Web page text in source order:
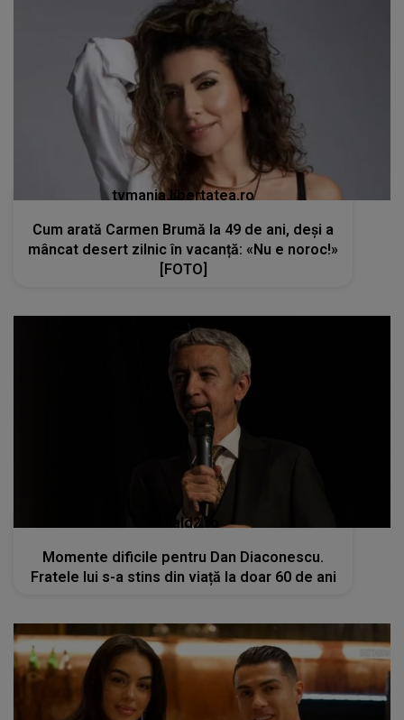
tvmania.libertatea.ro
Cum arată Carmen Brumă la 49 de ani, deși a
mâncat desert zilnic în vacanță: «Nu e noroc!»
[FOTO]
kanald2.ro
Momente dificile pentru Dan Diaconescu.
Fratele lui s-a stins din viață la doar 60 de ani